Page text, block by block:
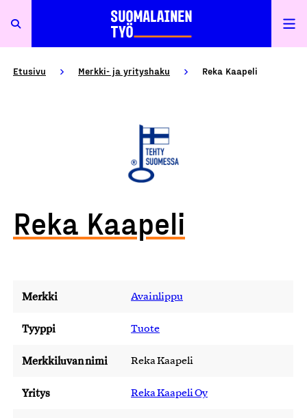
Etusivu Merkki- ja yrityshaku Reka Kaapeli
Reka Kaapeli
Merkki Avainlippu
Tyyppi Tuote
Merkkiluvan nimi Reka Kaapeli
Yritys Reka Kaapeli Oy